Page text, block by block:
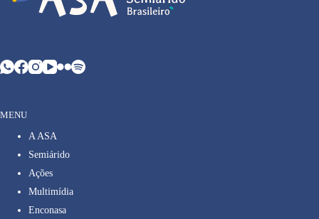
MENU
A ASA
Semiárido
Ações
Multimídia
Enconasa